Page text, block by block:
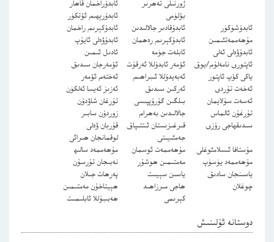
ژورنىلى تەھرىر
بۆلۈمى
ئابدۇراخمان قاھار
ئابدۇرېھىم ئۆتكۈر
ئابدۇشۈكۈر
مۇھەممەتئىمىن
ئابدۇقادىر جالالىدىن
ئابدۇكېرىم راخمان
ئابدۇكېرىم رەھمان
ئابدۇۋەلى ئايۇپ
ئابدۇۋەلى ئەلى
ئابلەت جۈمە
ئادىل ئىمىن
ئاپتورى نامەلۇم/يوق
ياكى كۆپ ئاپتور
ئۆمەر ئابدۇللا ئەرقۇت
ئۆمەرجان سىدىق
ئەبەيدۇللا ئىبراھىم
ئەختەم ئۆمەر
ئەخەت تۇردى
ئەركىن سىدىق
ئەزىز ئەيسا ئەلكۈن
ئەسەت سۇلايمان
بىلگىن گۇرۇپپىسى
تۇرغان شاۋدۇن
تۇرغۇن ئالماس
جالالىدىن بەھرام
زوردۇن سابىر
سىدىقھاجى رۇزى
قىرغىزىستان ئىتتىپاق
جەمئىيىتى
قۇربان ۋەلى
لوقمانجان ھىرائى
مۇستافا ئىسلامئوغلى
مۇھەممەت ئوسمان
مۇھەممەد سالىھ
مۇھەممەد يۈسۈپ
مەمتىمىن ھوشۇر
نەبىجان تۇرسۇن
ياسىنجان سادىق
چوغلان
ياسىن سېيىت
پەرھات جىلان
ھاجى مىرزاھىد
كېرىمى
ھېيتاخۇن مەمتىمىن
ھەبىبۇللا ئابلىمىت
دوستانە ئۇلىنىش